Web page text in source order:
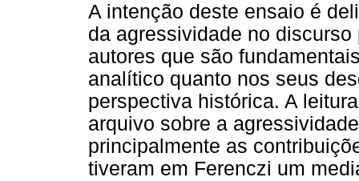
A intenção deste ensaio é
da agressividade no
autores que são
analítico quanto nos seus
perspectiva histórica. A
arquivo sobre a
principalmente as
tiveram em Ferenczi um